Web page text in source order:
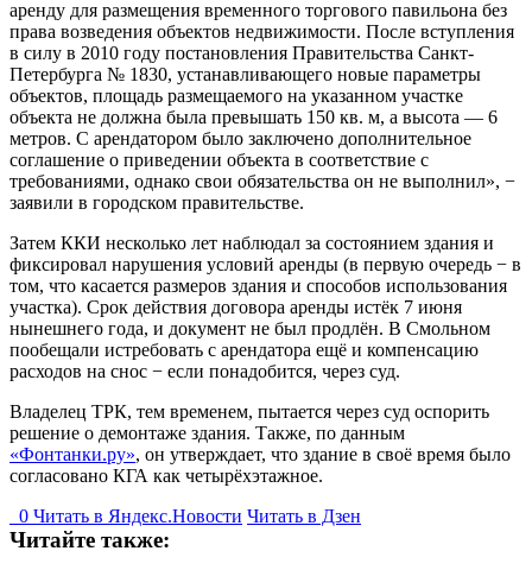
аренду для размещения временного торгового павильона без
права возведения объектов недвижимости. После вступления
в силу в 2010 году постановления Правительства Санкт-
Петербурга № 1830, устанавливающего новые параметры
объектов, площадь размещаемого на указанном участке
объекта не должна была превышать 150 кв. м, а высота — 6
метров. С арендатором было заключено дополнительное
соглашение о приведении объекта в соответствие с
требованиями, однако свои обязательства он не выполнил», −
заявили в городском правительстве.
Затем ККИ несколько лет наблюдал за состоянием здания и
фиксировал нарушения условий аренды (в первую очередь − в
том, что касается размеров здания и способов использования
участка). Срок действия договора аренды истёк 7 июня
нынешнего года, и документ не был продлён. В Смольном
пообещали истребовать с арендатора ещё и компенсацию
расходов на снос − если понадобится, через суд.
Владелец ТРК, тем временем, пытается через суд оспорить
решение о демонтаже здания. Также, по данным
«Фонтанки.ру», он утверждает, что здание в своё время было
согласовано КГА как четырёхэтажное.
0 Читать в Яндекс.Новости Читать в Дзен
Читайте также: